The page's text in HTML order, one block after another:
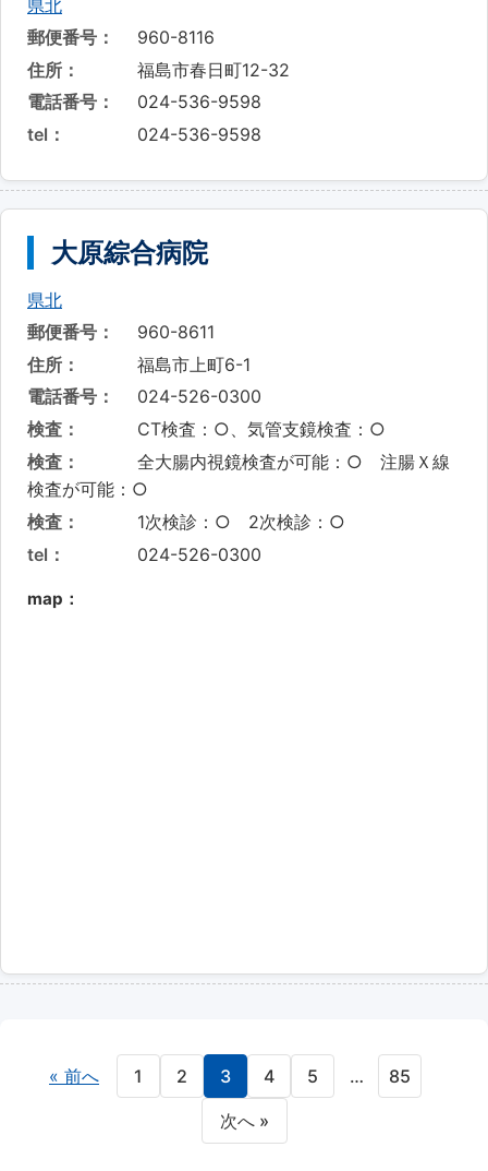
県北
郵便番号：
960-8116
住所：
福島市春日町12-32
電話番号：
024-536-9598
tel：
024-536-9598
大原綜合病院
県北
郵便番号：
960-8611
住所：
福島市上町6-1
電話番号：
024-526-0300
検査：
CT検査：○、気管支鏡検査：○
検査：
全大腸内視鏡検査が可能：○ 注腸Ｘ線
検査が可能：○
検査：
1次検診：○ 2次検診：○
tel：
024-526-0300
map：
« 前へ 1 2 3 4 5 … 85
次へ »